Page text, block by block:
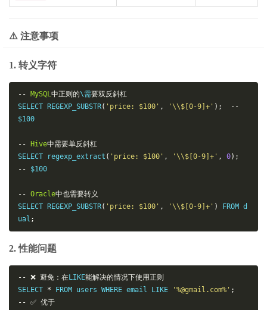
⚠️ 注意事项
1. 转义字符
-- MySQL中正则的\需要双反斜杠
SELECT REGEXP_SUBSTR( 'price: $100' , '\\$[0-9]+' );
--
$100
-- Hive中需要单反斜杠
SELECT regexp_extract ( 'price: $100' , '\\$[0-9]+' , 0);
-- $100
-- Oracle中也需要转义
SELECT REGEXP_SUBSTR( 'price: $100' , '\\$[0-9]+' )
FROM d
ual ;
2. 性能问题
-- ❌ 避免：在LIKE能解决的情况下使用正则
SELECT * FROM users WHERE email LIKE '%@gmail.com%' ;
-- ✅ 优于